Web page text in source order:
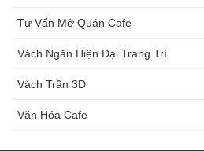
Tư Vấn Mở Quán Cafe
Vách Ngăn Hiện Đại Trang Trí
Vách Trần 3D
Văn Hóa Cafe